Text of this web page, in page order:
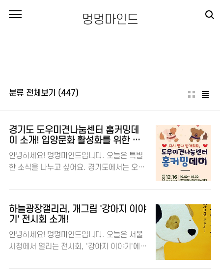
멍멍마인드
분류 전체보기 (447)
경기도 도우미견나눔센터 홈커밍데
이 소개! 입양문화 활성화를 위한 입
양파티 등
안녕하세요! 멍멍마인드입니다. 오늘은 특별
한 소식을 나누고 싶어요. 경기도에서는 오는
행사를 개최한다고 해요! 🎉 이번 행사는 반려
동물 입양문화를 더욱 활성화하고, 센터 개관
와 반려동물을 사랑하는 멍멍마인드! 경기도
보도자료 경기도 동물보호복지 플랫폼 경기
하늘광장갤리러, 개그림 '강아지 이야
기' 전시회 소개!
안녕하세요! 멍멍마인드입니다. 오늘은 서울
시청에서 열리는 전시회, '강아지 이야기'에